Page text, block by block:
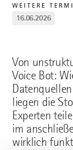
Von
Voice Bot:
liegen die
Experten
im
wirklich
WEITERE
16.06.2026